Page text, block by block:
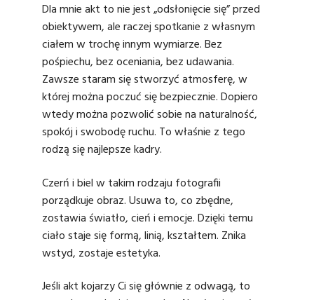
Dla mnie akt to nie jest „odsłonięcie się” przed
obiektywem, ale raczej spotkanie z własnym
ciałem w trochę innym wymiarze. Bez
pośpiechu, bez oceniania, bez udawania.
Zawsze staram się stworzyć atmosferę, w
której można poczuć się bezpiecznie. Dopiero
wtedy można pozwolić sobie na naturalność,
spokój i swobodę ruchu. To właśnie z tego
rodzą się najlepsze kadry.
Czerń i biel w takim rodzaju fotografii
porządkuje obraz. Usuwa to, co zbędne,
zostawia światło, cień i emocje. Dzięki temu
ciało staje się formą, linią, kształtem. Znika
wstyd, zostaje estetyka.
Jeśli akt kojarzy Ci się głównie z odwagą, to